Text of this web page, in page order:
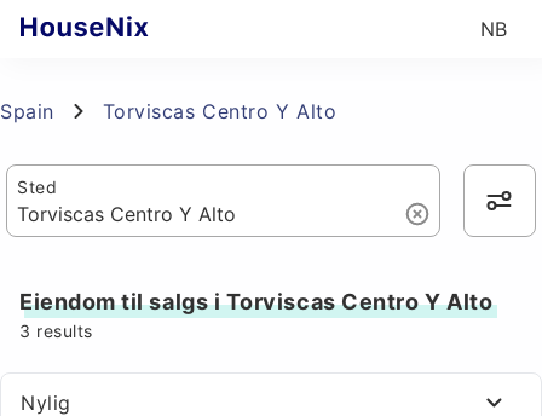
NB
Spain Torviscas Centro Y Alto
Sted
Eiendom til salgs i Torviscas Centro Y Alto
3 results
Nylig